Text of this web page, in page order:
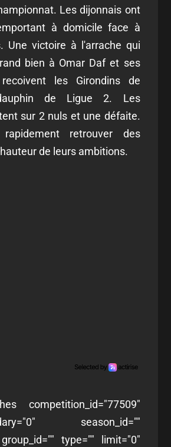
Les dijonnais ont
à domicile face à
Une victoire à l'arrache qui
bien à Omar Daf et ses
les Girondins de
de Ligue 2. Les
sur 2 nuls et une défaite.
retrouver des
de leurs ambitions.
competition_id="77509"
season_id=""
group_id="" type="" limit="0"